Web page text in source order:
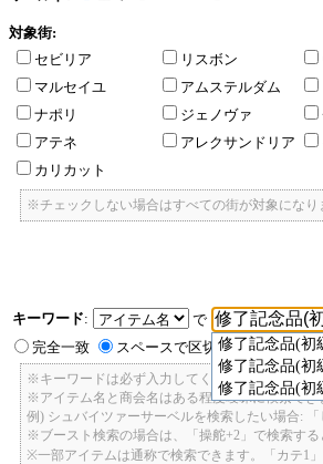
対象街:
セビリア
リスボン
マルセイユ
アムステルダム
ナポリ
ジェノヴァ
アテネ
アレクサンドリア
カリカット
※チェックしない場合はすべての街が対象になり
キーワード:
で
修了記念品(初
修了記念品(初
修了記念品(初
完全一致
スペースで区切ったキーワード
※キーワードは必ず入力してください。
※アイテム名と商会名はある程度曖昧に検索でき
例) シュバイツァーサーベルを検索したい場合:
※ブースト検索の場合は、「操舵+2」で検索す
※一部アイテムは通称で検索できます。「カテ1